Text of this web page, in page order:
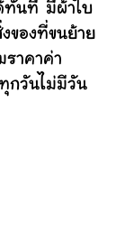
ทันที มีผ้าใบ
ของที่ขนย้าย
าคาค่า
กวันไม่มีวัน